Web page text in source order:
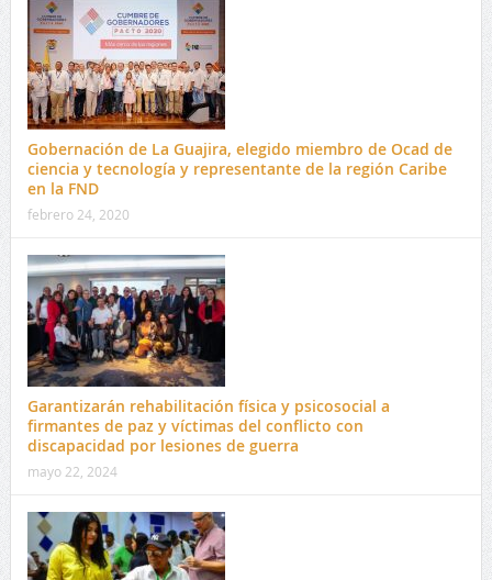
Gobernación de La Guajira, elegido miembro de Ocad de
ciencia y tecnología y representante de la región Caribe
en la FND
febrero 24, 2020
Garantizarán rehabilitación física y psicosocial a
firmantes de paz y víctimas del conflicto con
discapacidad por lesiones de guerra
mayo 22, 2024